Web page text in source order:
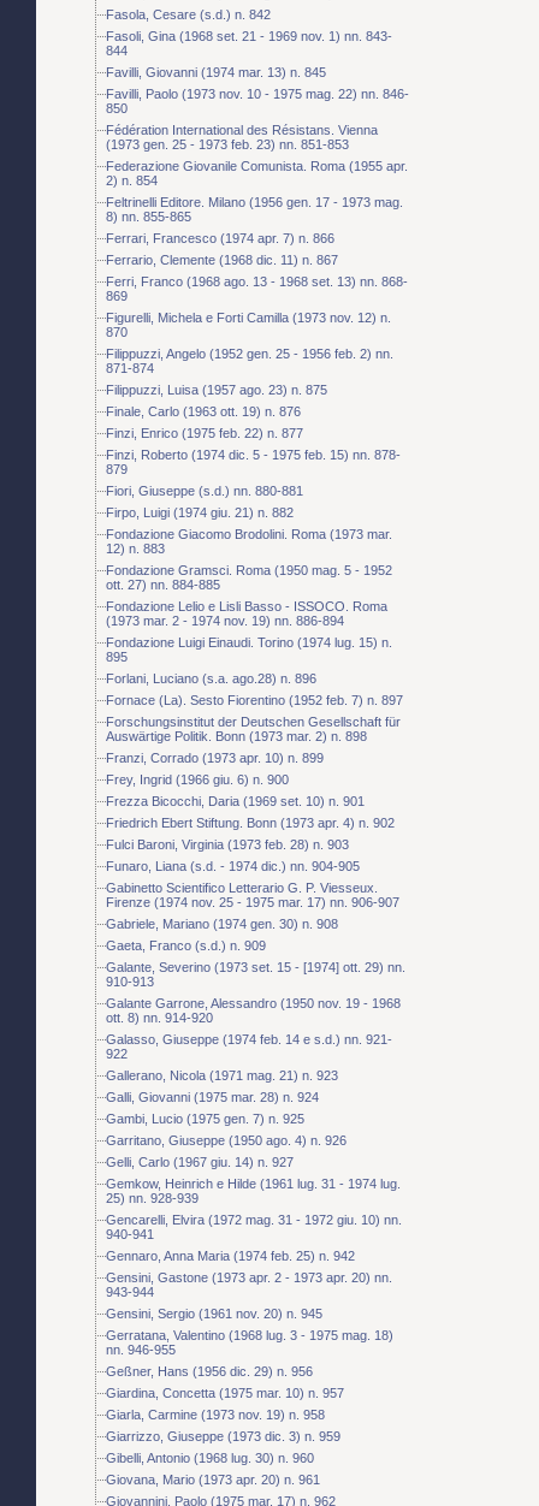
Fasola, Cesare (s.d.) n. 842
Fasoli, Gina (1968 set. 21 - 1969 nov. 1) nn. 843-
844
Favilli, Giovanni (1974 mar. 13) n. 845
Favilli, Paolo (1973 nov. 10 - 1975 mag. 22) nn. 846-
850
Fédération International des Résistans. Vienna
(1973 gen. 25 - 1973 feb. 23) nn. 851-853
Federazione Giovanile Comunista. Roma (1955 apr.
2) n. 854
Feltrinelli Editore. Milano (1956 gen. 17 - 1973 mag.
8) nn. 855-865
Ferrari, Francesco (1974 apr. 7) n. 866
Ferrario, Clemente (1968 dic. 11) n. 867
Ferri, Franco (1968 ago. 13 - 1968 set. 13) nn. 868-
869
Figurelli, Michela e Forti Camilla (1973 nov. 12) n.
870
Filippuzzi, Angelo (1952 gen. 25 - 1956 feb. 2) nn.
871-874
Filippuzzi, Luisa (1957 ago. 23) n. 875
Finale, Carlo (1963 ott. 19) n. 876
Finzi, Enrico (1975 feb. 22) n. 877
Finzi, Roberto (1974 dic. 5 - 1975 feb. 15) nn. 878-
879
Fiori, Giuseppe (s.d.) nn. 880-881
Firpo, Luigi (1974 giu. 21) n. 882
Fondazione Giacomo Brodolini. Roma (1973 mar.
12) n. 883
Fondazione Gramsci. Roma (1950 mag. 5 - 1952
ott. 27) nn. 884-885
Fondazione Lelio e Lisli Basso - ISSOCO. Roma
(1973 mar. 2 - 1974 nov. 19) nn. 886-894
Fondazione Luigi Einaudi. Torino (1974 lug. 15) n.
895
Forlani, Luciano (s.a. ago.28) n. 896
Fornace (La). Sesto Fiorentino (1952 feb. 7) n. 897
Forschungsinstitut der Deutschen Gesellschaft für
Auswärtige Politik. Bonn (1973 mar. 2) n. 898
Franzi, Corrado (1973 apr. 10) n. 899
Frey, Ingrid (1966 giu. 6) n. 900
Frezza Bicocchi, Daria (1969 set. 10) n. 901
Friedrich Ebert Stiftung. Bonn (1973 apr. 4) n. 902
Fulci Baroni, Virginia (1973 feb. 28) n. 903
Funaro, Liana (s.d. - 1974 dic.) nn. 904-905
Gabinetto Scientifico Letterario G. P. Viesseux.
Firenze (1974 nov. 25 - 1975 mar. 17) nn. 906-907
Gabriele, Mariano (1974 gen. 30) n. 908
Gaeta, Franco (s.d.) n. 909
Galante, Severino (1973 set. 15 - [1974] ott. 29) nn.
910-913
Galante Garrone, Alessandro (1950 nov. 19 - 1968
ott. 8) nn. 914-920
Galasso, Giuseppe (1974 feb. 14 e s.d.) nn. 921-
922
Gallerano, Nicola (1971 mag. 21) n. 923
Galli, Giovanni (1975 mar. 28) n. 924
Gambi, Lucio (1975 gen. 7) n. 925
Garritano, Giuseppe (1950 ago. 4) n. 926
Gelli, Carlo (1967 giu. 14) n. 927
Gemkow, Heinrich e Hilde (1961 lug. 31 - 1974 lug.
25) nn. 928-939
Gencarelli, Elvira (1972 mag. 31 - 1972 giu. 10) nn.
940-941
Gennaro, Anna Maria (1974 feb. 25) n. 942
Gensini, Gastone (1973 apr. 2 - 1973 apr. 20) nn.
943-944
Gensini, Sergio (1961 nov. 20) n. 945
Gerratana, Valentino (1968 lug. 3 - 1975 mag. 18)
nn. 946-955
Geßner, Hans (1956 dic. 29) n. 956
Giardina, Concetta (1975 mar. 10) n. 957
Giarla, Carmine (1973 nov. 19) n. 958
Giarrizzo, Giuseppe (1973 dic. 3) n. 959
Gibelli, Antonio (1968 lug. 30) n. 960
Giovana, Mario (1973 apr. 20) n. 961
Giovannini, Paolo (1975 mar. 17) n. 962